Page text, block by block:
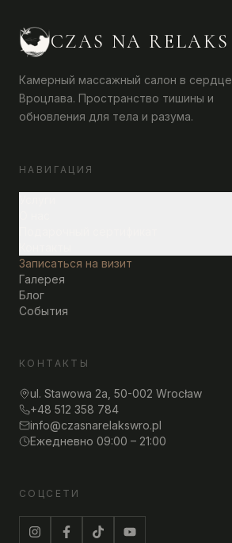
CZAS NA RELAKS
Камерный массажный салон в сердце
Вроцлава. Пространство тишины и
обновления для тела и разума.
НАВИГАЦИЯ
Записаться на визит
Галерея
Блог
События
КОНТАКТЫ
ul. Stawowa 2a, 50-002 Wrocław
+48 512 358 784
info@czasnarelakswro.pl
Ежедневно 09:00 – 21:00
СОЦСЕТИ